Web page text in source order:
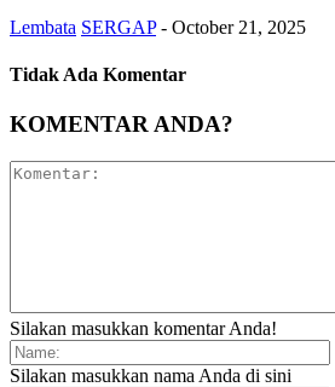
Lembata SERGAP - October 21, 2025
Tidak Ada Komentar
KOMENTAR ANDA?
Silakan masukkan komentar Anda!
Silakan masukkan nama Anda di sini